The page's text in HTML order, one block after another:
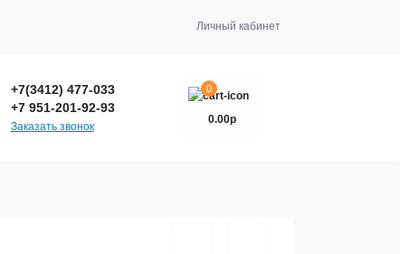
Личный кабинет
+7(3412) 477-033
+7 951-201-92-93
Заказать звонок
0
0.00р